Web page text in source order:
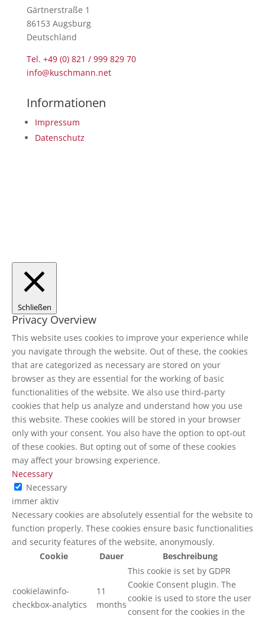
Gärtnerstraße 1
86153 Augsburg
Deutschland
Tel. +49 (0) 821 / 999 829 70
info@kuschmann.net
Informationen
Impressum
Datenschutz
Schließen
Privacy Overview
This website uses cookies to improve your experience while
you navigate through the website. Out of these, the cookies
that are categorized as necessary are stored on your
browser as they are essential for the working of basic
functionalities of the website. We also use third-party
cookies that help us analyze and understand how you use
this website. These cookies will be stored in your browser
only with your consent. You also have the option to opt-out
of these cookies. But opting out of some of these cookies
may affect your browsing experience.
Necessary
Necessary
immer aktiv
Necessary cookies are absolutely essential for the website to
function properly. These cookies ensure basic functionalities
and security features of the website, anonymously.
Cookie
Dauer Beschreibung
cookielawinfo-
checkbox-analytics
11
months
This cookie is set by GDPR
Cookie Consent plugin. The
cookie is used to store the user
consent for the cookies in the